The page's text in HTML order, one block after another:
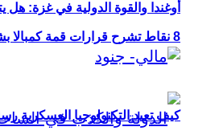
8 نقاط تشرح قرارات قمة كمبالا بشأن “بعثة أوصوم” في الصومال؟
أوغندا والقوة الدولية في غزة:
كيف تعيد التكنولوجيا العسكرية